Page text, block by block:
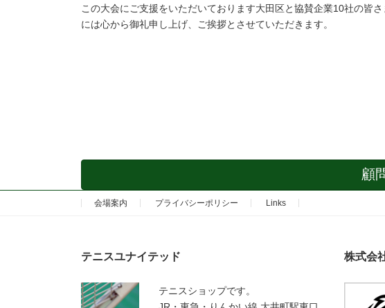
この大会にご支援をいただいております大田区と協賛企業10社の皆
には心から御礼申し上げ、ご挨拶とさせていただきます。
顧
会場案内 プライバシーポリシー Links
テニスユナイテッド
テニスショップです。
株式会